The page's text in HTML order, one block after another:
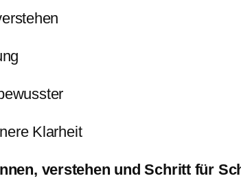
Klarheit
verstehen und Schritt für